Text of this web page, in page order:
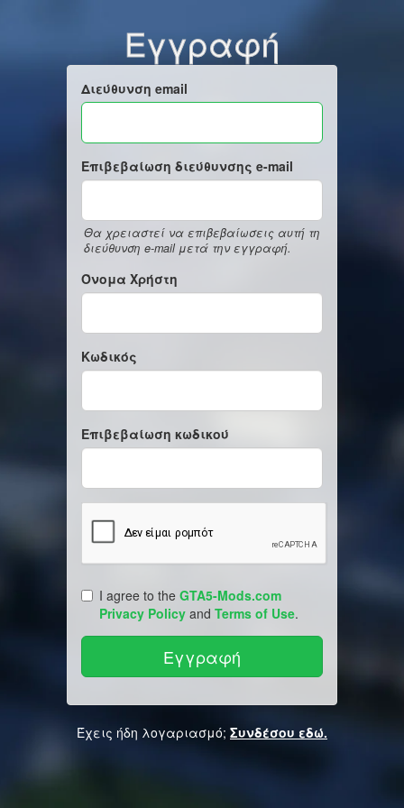
Εγγραφή
Διεύθυνση email
Επιβεβαίωση διεύθυνσης e-mail
Θα χρειαστεί να επιβεβαίωσεις αυτή τη
διεύθυνση e-mail μετά την εγγραφή.
Όνομα Χρήστη
Κωδικός
Επιβεβαίωση κωδικού
I agree to the GTA5-Mods.com
Privacy Policy and Terms of Use.
Έχεις ήδη λογαριασμό; Συνδέσου εδώ.